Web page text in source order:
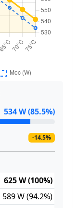
534 W (85.5%)
-14.5%
625 W (100%)
589 W (94.2%)